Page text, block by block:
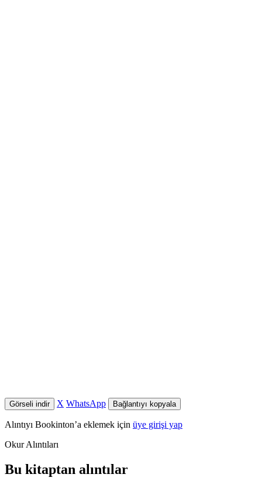
Görseli indir X WhatsApp Bağlantıyı kopyala
Alıntıyı Bookinton’a eklemek için üye girişi yap
Okur Alıntıları
Bu kitaptan alıntılar